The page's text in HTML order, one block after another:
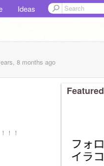
Ideas
8 months ago
！！